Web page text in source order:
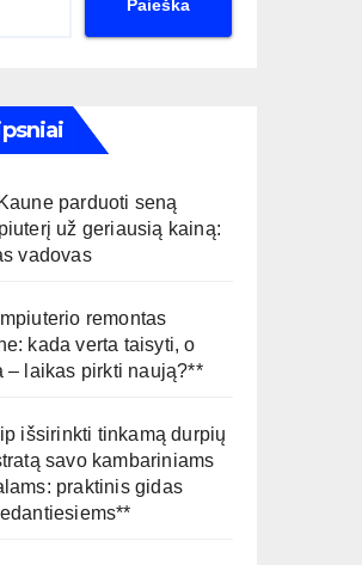
Paieška
parduoti seną
už geriausią kainą:
vadovas
remontas
kada verta taisyti, o
– laikas pirkti naują?**
išsirinkti tinkamą durpių
savo kambariniams
praktinis gidas